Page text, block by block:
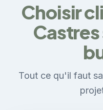
Choisir
Tout ce qu'il faut